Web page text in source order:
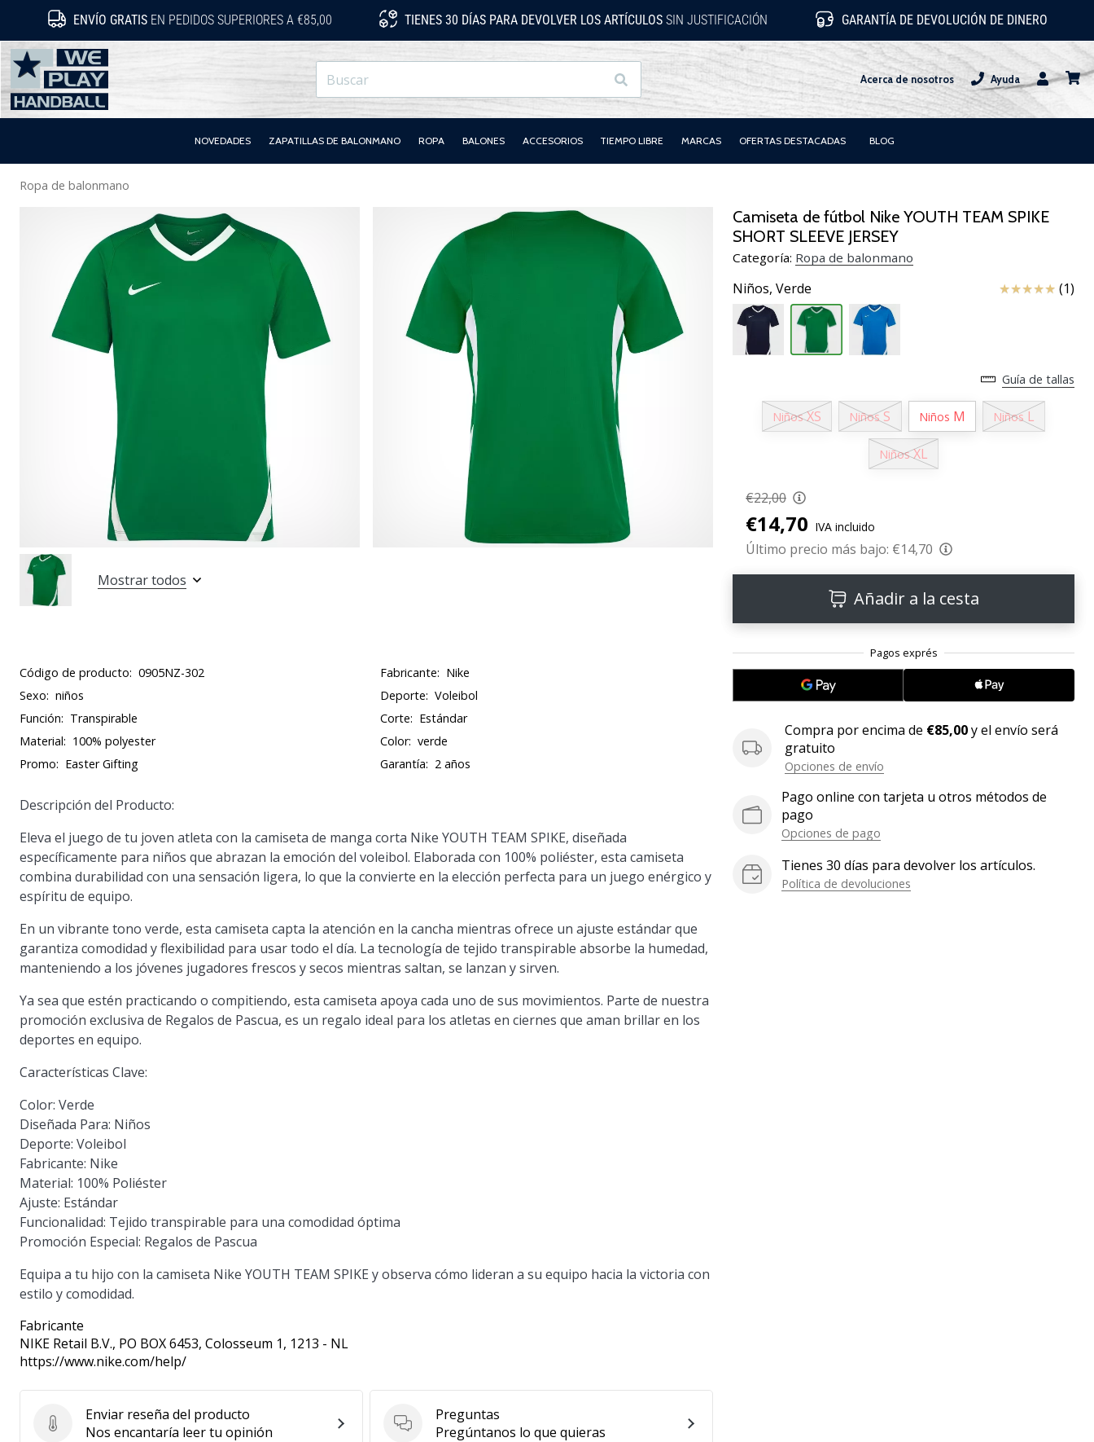
ENVÍO GRATISEN PEDIDOS SUPERIORES A €85,00 TIENES 30 DÍAS PARA DEVOLVER LOS ARTÍCULOS SIN JUSTIFICACIÓN GARANTÍA DE DEVOLUCIÓN DE DINERO
WePlayHandball.es
Buscar Acerca de nosotros
Ayuda
Usuario
NOVEDADES ZAPATILLAS DE BALONMANO ROPA BALONES ACCESORIOS TIEMPO LIBRE MARCAS OFERTAS DESTACADAS BLOG
Ropa de balonmano
Camiseta de fútbol Nike YOUTH TEAM SPIKE
SHORT SLEEVE JERSEY
Categoría: Ropa de balonmano
Niños, Verde Reseña (1)
Guía de tallas
Niños XS Niños S Niños M Niños L
Niños XL
€22,00
€14,70 IVA incluido
Último precio más bajo: €14,70
Añadir a la cesta
Compra por encima de €85,00y el envío será
gratuito
Opciones de envío
Pago online con tarjeta u otros métodos de
pago
Opciones de pago
Tienes 30 días para devolver los artículos.
Política de devoluciones
Mostrar todos
Código de producto: 0905NZ-302 Fabricante: Nike
Sexo: niños Deporte: Voleibol
Función: Transpirable Corte: Estándar
Material: 100% polyester Color: verde
Promo: Easter Gifting Garantía: 2 años
Descripción del Producto:
Eleva el juego de tu joven atleta con la camiseta de manga corta Nike YOUTH TEAM SPIKE, diseñada
específicamente para niños que abrazan la emoción del voleibol. Elaborada con 100% poliéster, esta camiseta
combina durabilidad con una sensación ligera, lo que la convierte en la elección perfecta para un juego enérgico y
espíritu de equipo.
En un vibrante tono verde, esta camiseta capta la atención en la cancha mientras ofrece un ajuste estándar que
garantiza comodidad y flexibilidad para usar todo el día. La tecnología de tejido transpirable absorbe la humedad,
manteniendo a los jóvenes jugadores frescos y secos mientras saltan, se lanzan y sirven.
Ya sea que estén practicando o compitiendo, esta camiseta apoya cada uno de sus movimientos. Parte de nuestra
promoción exclusiva de Regalos de Pascua, es un regalo ideal para los atletas en ciernes que aman brillar en los
deportes en equipo.
Características Clave:
Color: Verde
Diseñada Para: Niños
Deporte: Voleibol
Fabricante: Nike
Material: 100% Poliéster
Ajuste: Estándar
Funcionalidad: Tejido transpirable para una comodidad óptima
Promoción Especial: Regalos de Pascua
Equipa a tu hijo con la camiseta Nike YOUTH TEAM SPIKE y observa cómo lideran a su equipo hacia la victoria con
estilo y comodidad.
Fabricante
NIKE Retail B.V., PO BOX 6453, Colosseum 1, 1213 - NL
https://www.nike.com/help/
Enviar reseña del producto
Enviar reseña del producto
Nos encantaría leer tu opinión
Preguntas
Preguntas
Pregúntanos lo que quieras